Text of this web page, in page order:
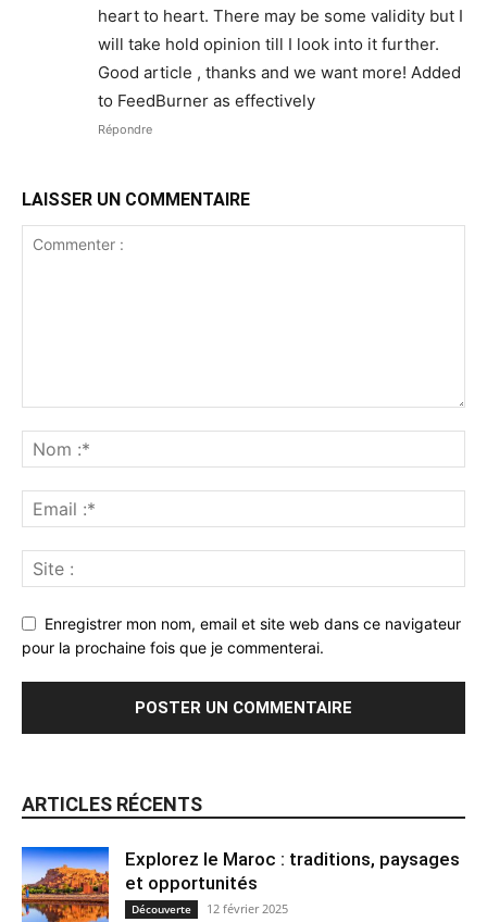
heart to heart. There may be some validity but I
will take hold opinion till I look into it further.
Good article , thanks and we want more! Added
to FeedBurner as effectively
Répondre
LAISSER UN COMMENTAIRE
Enregistrer mon nom, email et site web dans ce navigateur
pour la prochaine fois que je commenterai.
ARTICLES RÉCENTS
Explorez le Maroc : traditions, paysages
et opportunités
Découverte 12 février 2025